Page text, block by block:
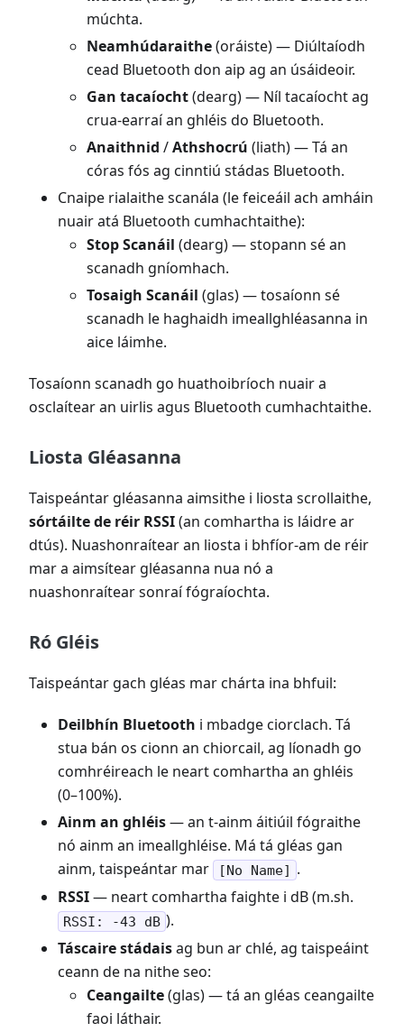
múchta.
Neamhúdaraithe(oráiste) — Diúltaíodh
cead Bluetooth don aip ag an úsáideoir.
Gan tacaíocht(dearg) — Níl tacaíocht ag
crua-earraí an ghléis do Bluetooth.
Anaithnid /Athshocrú (liath) — Tá an
córas fós ag cinntiú stádas Bluetooth.
Cnaipe rialaithe scanála (le feiceáil ach amháin
nuair atá Bluetooth cumhachtaithe):
Stop Scanáil (dearg) — stopann sé an
scanadh gníomhach.
Tosaigh Scanáil (glas) — tosaíonn sé
scanadh le haghaidh imeallghléasanna in
aice láimhe.
Tosaíonn scanadh go huathoibríoch nuair a
osclaítear an uirlis agus Bluetooth cumhachtaithe.
Liosta Gléasanna
Taispeántar gléasanna aimsithe i liosta scrollaithe,
sórtáilte de réir RSSI(an comhartha is láidre ar
dtús). Nuashonraítear an liosta i bhfíor-am de réir
mar a aimsítear gléasanna nua nó a
nuashonraítear sonraí fógraíochta.
Ró Gléis
Taispeántar gach gléas mar chárta ina bhfuil:
Deilbhín Bluetooth i mbadge ciorclach. Tá
stua bán os cionn an chiorcail, ag líonadh go
comhréireach le neart comhartha an ghléis
(0–100%).
Ainm an ghléis— an t-ainm áitiúil fógraithe
nó ainm an imeallghléise. Má tá gléas gan
ainm, taispeántar mar
[No Name] .
RSSI— neart comhartha faighte i dB (m.sh.
RSSI: -43 dB ).
Táscaire stádaisag bun ar chlé, ag taispeáint
ceann de na nithe seo:
Ceangailte(glas) — tá an gléas ceangailte
faoi láthair.